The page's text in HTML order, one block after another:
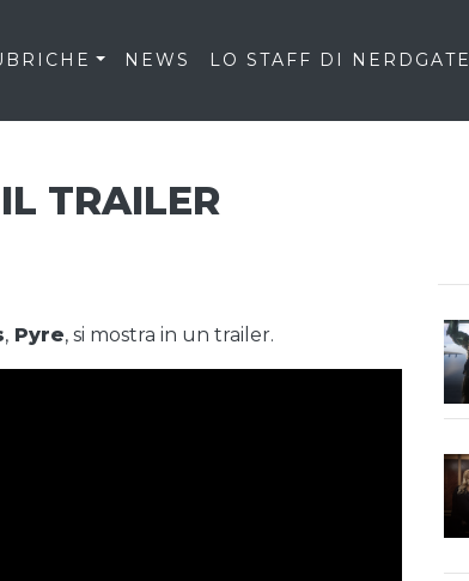
NEWS LO STAFF DI NERDGATE
TRAILER
, Pyre, si mostra in un trailer.